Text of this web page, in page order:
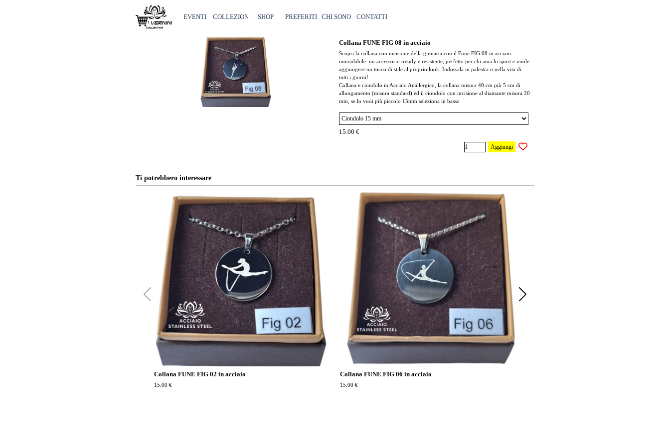
Salta menù
EVENTI COLLEZIONI ▼
SHOP PREFERITI CHI SONO CONTATTI
Collana FUNE FIG 08 in acciaio
Scopri la collana con incisione della ginnasta con il Fune FIG 08 in acciaio
inossidabile: un accessorio trendy e resistente, perfetto per chi ama lo sport e vuole
aggiungere un tocco di stile al proprio look. Indossala in palestra o nella vita di
tutti i giorni!
Collana e ciondolo in Acciaio Anallergico, la collana misura 40 cm più 5 cm di
allungamento (misura standard) ed il ciondolo con incisione al diamante misura 20
mm, se lo vuoi più piccolo 15mm seleziona in basso
15.00 €
Aggiungi
Ti potrebbero interessare
Collana FUNE FIG 02 in acciaio
15.00 €
Collana FUNE FIG 06 in acciaio
15.00 €